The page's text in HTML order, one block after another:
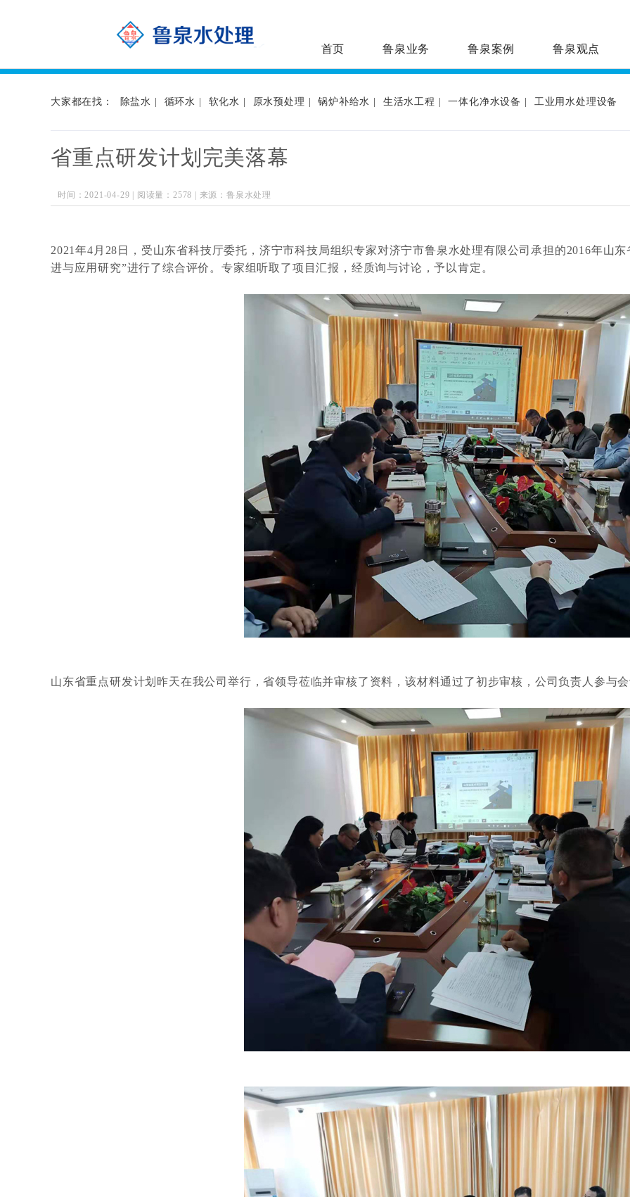
首页 鲁泉业务 鲁泉案例 鲁泉观点
网站首页 >> 鲁泉观点 >> 社会媒体专访 >> 查看详情
大家都在找： 除盐水 循环水 软化水 原水预处理 锅炉补给水 生活水工程 一体化净水设备 工业用水处理设备
省重点研发计划完美落幕
时间：2021-04-29 | 阅读量：2578 | 来源：鲁泉水处理
2021年4月28日，受山东省科技厅委托，济宁市科技局组织专家对济宁市鲁泉水处理有限公司承担的2016年山
进与应用研究”进行了综合评价。专家组听取了项目汇报，经质询与讨论，予以肯定。
山东省重点研发计划昨天在我公司举行，省领导莅临并审核了资料，该材料通过了初步审核，公司负责人参与